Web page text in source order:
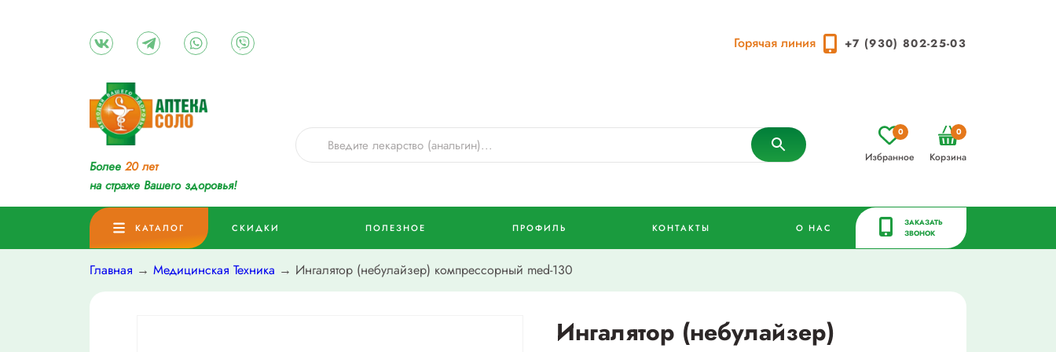
Горячая линия +7 (930) 802-25-03
Более 20 лет
на страже Вашего здоровья!
Избранное
0
Корзина
0
КАТАЛОГ СКИДКИ ПОЛЕЗНОЕ ПРОФИЛЬ КОНТАКТЫ О НАС
ЗАКАЗАТЬ
ЗВОНОК
Главная → Медицинская Техника → Ингалятор (небулайзер) компрессорный med-130
Ингалятор (небулайзер)